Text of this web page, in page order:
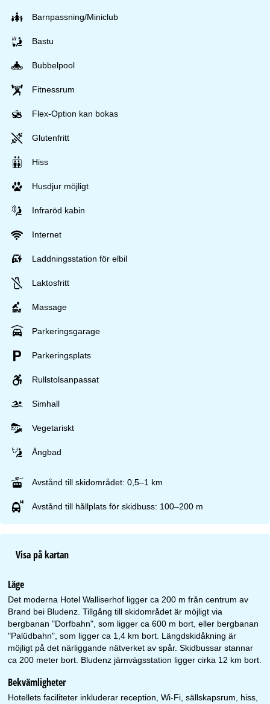
Barnpassning/Miniclub
Bastu
Bubbelpool
Fitnessrum
Flex-Option kan bokas
Glutenfritt
Hiss
Husdjur möjligt
Infraröd kabin
Internet
Laddningsstation för elbil
Laktosfritt
Massage
Parkeringsgarage
Parkeringsplats
Rullstolsanpassat
Simhall
Vegetariskt
Ångbad
Avstånd till skidområdet: 0,5–1 km
Avstånd till hållplats för skidbuss: 100–200 m
Visa på kartan
Läge
Det moderna Hotel Walliserhof ligger ca 200 m från centrum av
Brand bei Bludenz. Tillgång till skidområdet är möjligt via
bergbanan "Dorfbahn", som ligger ca 600 m bort, eller bergbanan
"Palüdbahn", som ligger ca 1,4 km bort. Längdskidåkning är
möjligt på det närliggande nätverket av spår. Skidbussar stannar
ca 200 meter bort. Bludenz järnvägsstation ligger cirka 12 km bort.
Bekvämligheter
Hotellets faciliteter inkluderar reception, Wi-Fi, sällskapsrum, hiss,